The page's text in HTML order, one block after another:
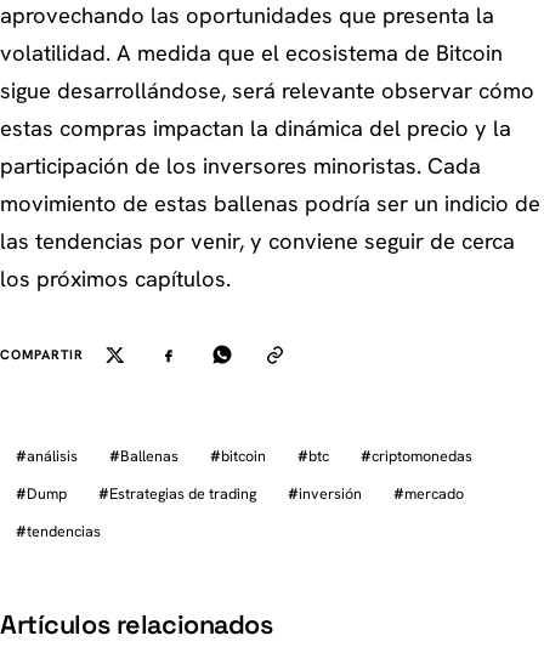
aprovechando las oportunidades que presenta la
volatilidad. A medida que el ecosistema de Bitcoin
sigue desarrollándose, será relevante observar cómo
estas compras impactan la dinámica del precio y la
participación de los inversores minoristas. Cada
movimiento de estas ballenas podría ser un indicio de
las tendencias por venir, y conviene seguir de cerca
los próximos capítulos.
COMPARTIR
#análisis #Ballenas #bitcoin #btc #criptomonedas
#Dump #Estrategias de trading #inversión #mercado
#tendencias
Artículos relacionados